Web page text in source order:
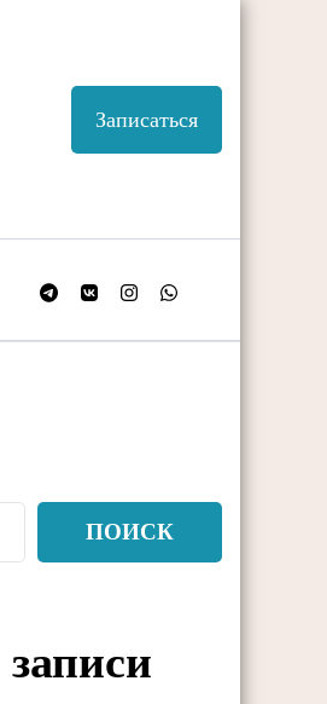
Записаться
ПОИСК